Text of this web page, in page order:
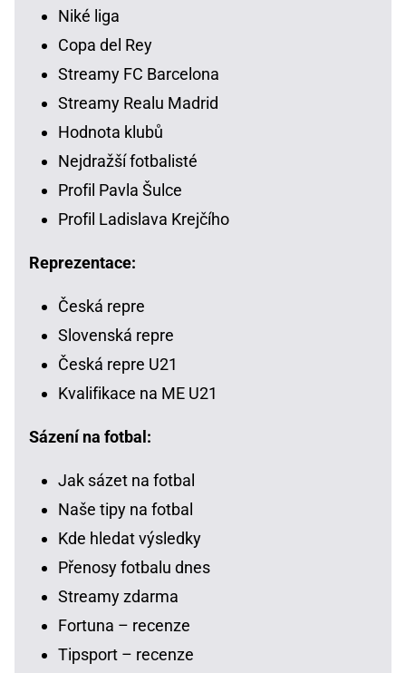
Niké liga
Copa del Rey
Streamy FC Barcelona
Streamy Realu Madrid
Hodnota klubů
Nejdražší fotbalisté
Profil Pavla Šulce
Profil Ladislava Krejčího
Reprezentace:
Česká repre
Slovenská repre
Česká repre U21
Kvalifikace na ME U21
Sázení na fotbal:
Jak sázet na fotbal
Naše tipy na fotbal
Kde hledat výsledky
Přenosy fotbalu dnes
Streamy zdarma
Fortuna – recenze
Tipsport – recenze